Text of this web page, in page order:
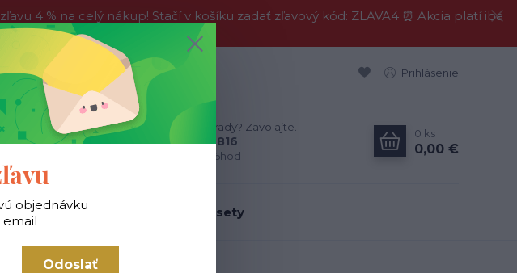
4 % na celý nákup! Stačí v košíku zadať zľavový kód: ZLAVA4 ⏰ Akcia platí iba
výhodnejšie ešte dnes!
Prihlásenie
Neviete si rady? Zavolajte.
0911 594 816
Po-Pia, 9-16hod
0 ks
0,00 €
stoličky Jedálenské sety
objednávku
email
Odoslať